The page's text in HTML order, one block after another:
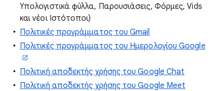
Υπολογιστικά φύλλα, Παρουσιάσεις, Φόρμες, Vids
και νέοι Ιστότοποι)
Πολιτικές προγράμματος του Gmail
Πολιτικές προγράμματος του Ημερολογίου Google
Πολιτική αποδεκτής χρήσης του Google Chat
Πολιτική αποδεκτής χρήσης του Google Meet